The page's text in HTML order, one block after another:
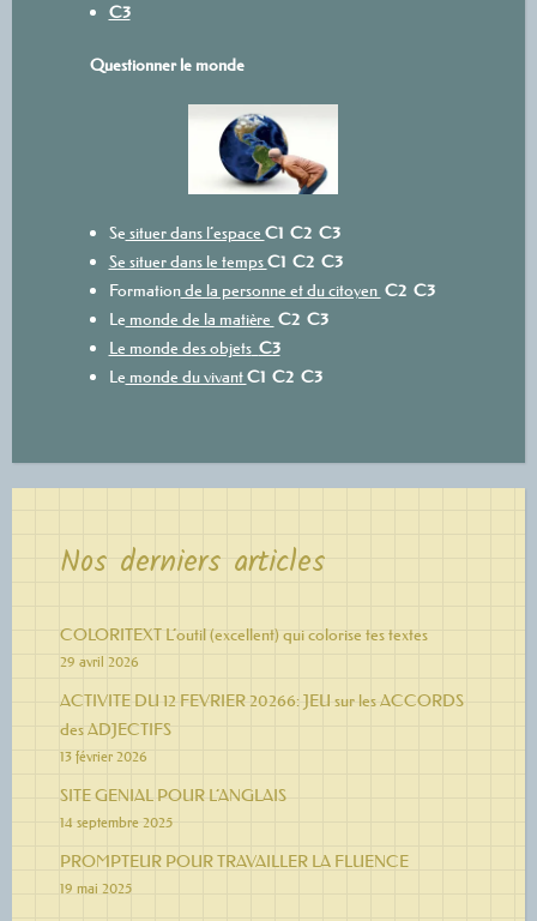
C3
Questionner le monde
Se situer dans l’espace C1 C2 C3
Se situer dans le tempsC1 C2 C3
Formationde la personne et du citoyen C2 C3
Le monde de la matière C2 C3
Le monde des objets C3
Le monde du vivantC1 C2 C3
Nos derniers articles
COLORITEXT L’outil (excellent) qui colorise tes textes
29 avril 2026
ACTIVITE DU 12 FEVRIER 20266: JEU sur les ACCORDS
des ADJECTIFS
13 février 2026
SITE GENIAL POUR L’ANGLAIS
14 septembre 2025
PROMPTEUR POUR TRAVAILLER LA FLUENCE
19 mai 2025